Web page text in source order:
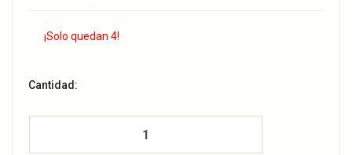
¡Solo quedan 4!
Cantidad: